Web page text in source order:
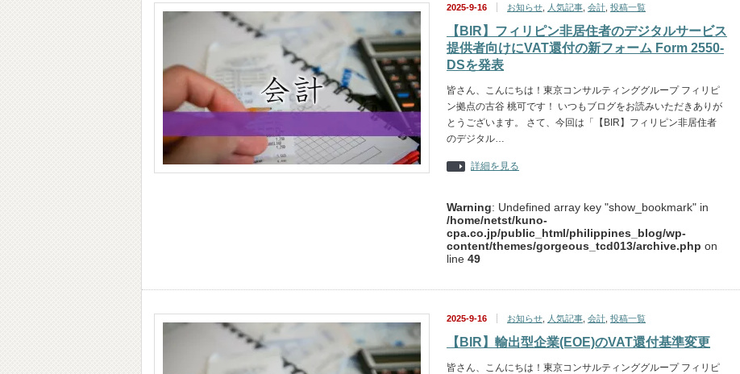
2025-9-16 お知らせ 人気記事 会計 投稿一覧
【BIR】フィリピン非居住者のデジタルサービス
提供者向けにVAT還付の新フォーム Form 2550-
DSを発表
皆さん、こんにちは！東京コンサルティンググループ フィリピ
ン拠点の古谷 桃可です！ いつもブログをお読みいただきありが
とうございます。 さて、今回は「【BIR】フィリピン非居住者
のデジタル…
詳細を見る
Warning: Undefined array key "show_bookmark" in
/home/netst/kuno-
cpa.co.jp/public_html/philippines_blog/wp-
content/themes/gorgeous_tcd013/archive.php on
line 49
2025-9-16 お知らせ 人気記事 会計 投稿一覧
【BIR】輸出型企業(EOE)のVAT還付基準変更
皆さん、こんにちは！東京コンサルティンググループ フィリピ